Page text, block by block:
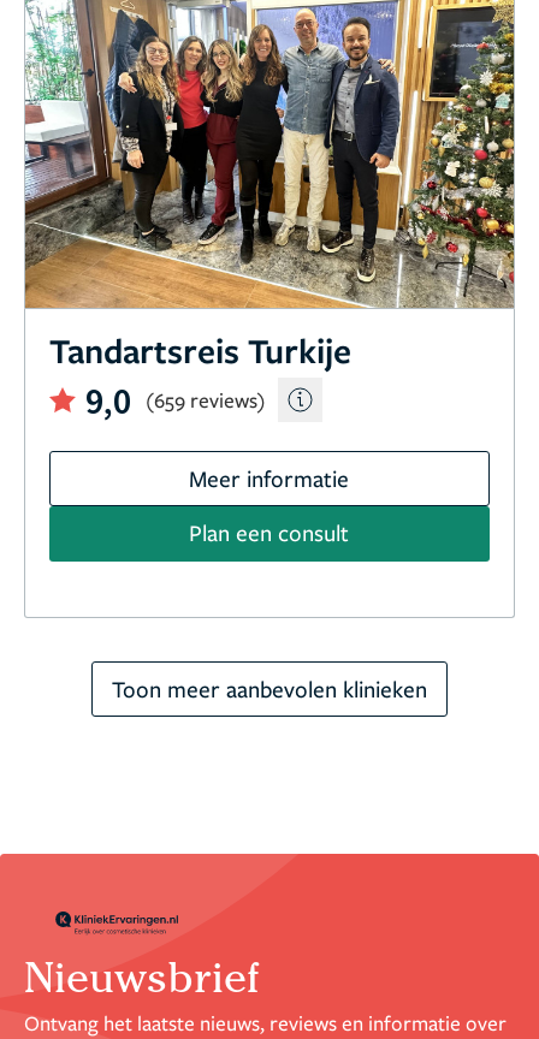
Tandartsreis Turkije
9,0
(659 reviews)
Meer informatie
Plan een consult
Toon meer aanbevolen klinieken
Nieuwsbrief
Ontvang het laatste nieuws, reviews en informatie over